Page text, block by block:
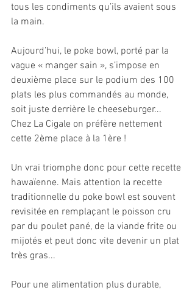
tous les condiments qu’ils avaient sous
la main.
Aujourd’hui, le poke bowl, porté par la
vague « manger sain », s’impose en
deuxième place sur le podium des 100
plats les plus commandés au monde,
soit juste derrière le cheeseburger...
Chez La Cigale on préfère nettement
cette 2ème place à la 1ère !
Un vrai triomphe donc pour cette recette
hawaïenne. Mais attention la recette
traditionnelle du poke bowl est souvent
revisitée en remplaçant le poisson cru
par du poulet pané, de la viande frite ou
mijotés et peut donc vite devenir un plat
très gras...
Pour une alimentation plus durable,